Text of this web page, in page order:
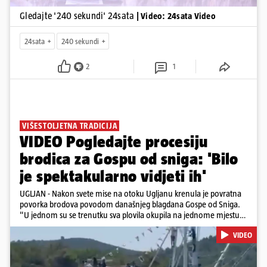
Gledajte '240 sekundi' 24sata | Video: 24sata Video
24sata 240 sekundi
2 1
VIŠESTOLJETNA TRADICIJA
VIDEO Pogledajte procesiju
brodica za Gospu od sniga: 'Bilo
je spektakularno vidjeti ih'
UGLJAN - Nakon svete mise na otoku Ugljanu krenula je povratna
povorka brodova povodom današnjeg blagdana Gospe od Sniga.
"U jednom su se trenutku sva plovila okupila na jednome mjestu
te sinkronizirano kružila sljedećih deset minuta, što je izgledalo
spektakularno", kazala nam je čitateljica koja je snimila povorku.
Posebno atraktivan prizor bio je, kako je rekla, kada su se pojedini
sudionici popeli na vrhove brodova i mahali upaljenim bakljama.
VIDEO